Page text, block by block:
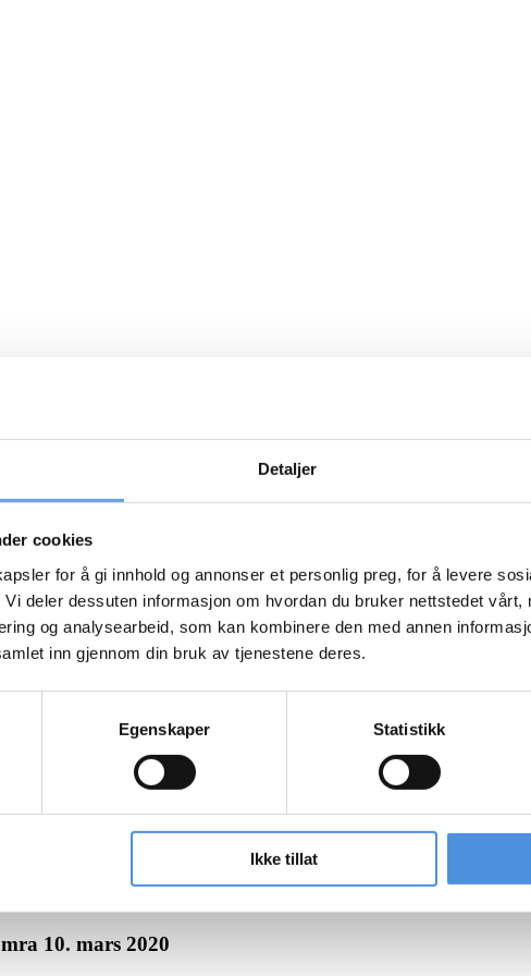
Detaljer
cookies
for å gi innhold og annonser et personlig preg, for å levere
deler dessuten informasjon om hvordan du bruker nettstedet vårt,
og analysearbeid, som kan kombinere den med annen
inn gjennom din bruk av tjenestene deres.
Egenskaper Statistikk
Ikke tillat
kl 11:00, SIXA Conference, Dronning Eufemias gate 6A.
10. mars 2020